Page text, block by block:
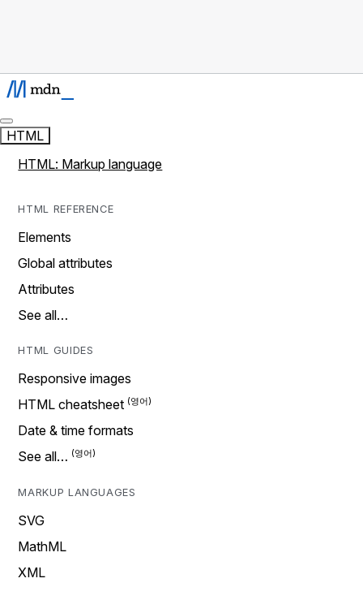
HTML
HTML: Markup language
HTML REFERENCE
Elements
Global attributes
Attributes
See all…
HTML GUIDES
Responsive images
HTML cheatsheet
Date & time formats
See all…
MARKUP LANGUAGES
SVG
MathML
XML